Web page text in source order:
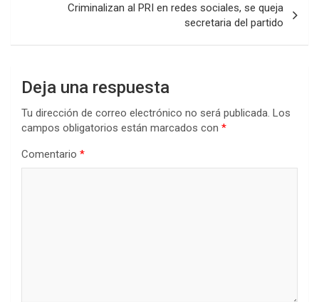
Criminalizan al PRI en redes sociales, se queja
secretaria del partido
Deja una respuesta
Tu dirección de correo electrónico no será publicada. Los
campos obligatorios están marcados con *
Comentario *